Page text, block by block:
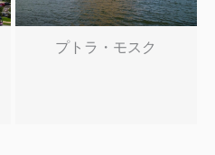
プトラ・モスク